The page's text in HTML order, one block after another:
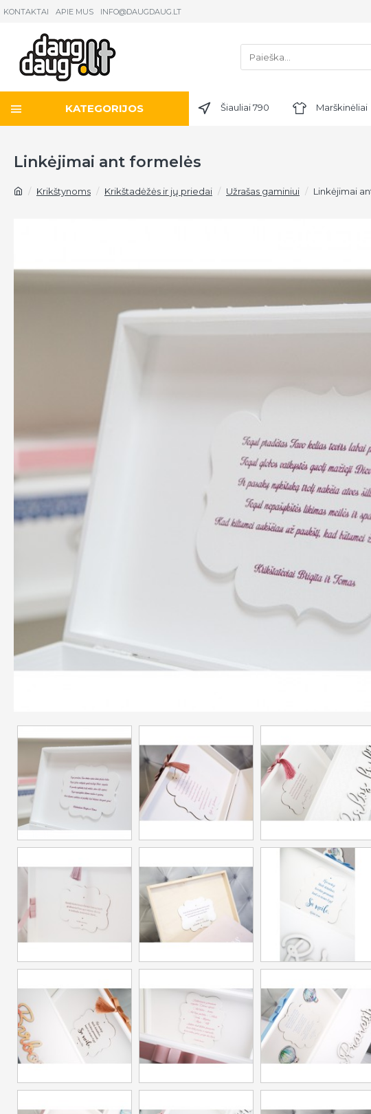
KONTAKTAI APIE MUS INFO@DAUGDAUG.LT
KATEGORIJOS Šiauliai 790 Marškinėliai
Krikštynoms Krikštadėžės ir jų priedai Užrašas gaminiui Linkėjimai
Linkėjimai ant formelės